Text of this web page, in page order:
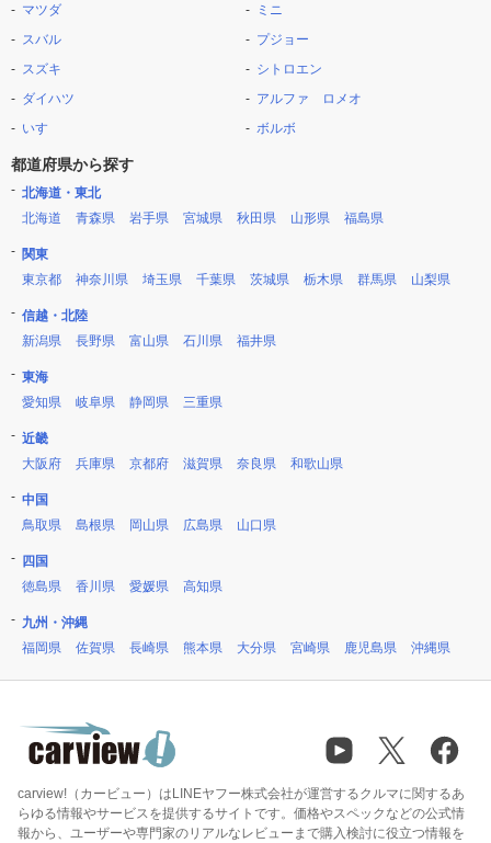
マツダ
スバル
スズキ
ダイハツ
いすゞ
ミニ
プジョー
シトロエン
アルファ ロメオ
ボルボ
都道府県から探す
北海道・東北
北海道
青森県 岩手県 宮城県 秋田県 山形県 福島県
関東
東京都
神奈川県 埼玉県 千葉県 茨城県 栃木県 群馬県 山梨県
信越・北陸
新潟県
長野県 富山県 石川県 福井県
東海
愛知県
岐阜県 静岡県 三重県
近畿
大阪府
兵庫県 京都府 滋賀県 奈良県 和歌山県
中国
鳥取県
島根県 岡山県 広島県 山口県
四国
徳島県
香川県 愛媛県 高知県
九州・沖縄
福岡県
佐賀県 長崎県 熊本県 大分県 宮崎県 鹿児島県 沖縄県
carview!（カービュー）はLINEヤフー株式会社が運営するクルマに関するあ
らゆる情報やサービスを提供するサイトです。価格やスペックなどの公式情
報から、ユーザーや専門家のリアルなレビューまで購入検討に役立つ情報を